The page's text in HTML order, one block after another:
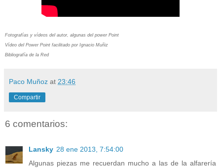
Fotografías y vídeos del autor, algunas del power Point
Vídeo del Power Point facilitado por Ignacio Muñiz
Bibliografía de la Red
Paco Muñoz at 23:46
Compartir
6 comentarios:
Lansky 28 ene 2013, 7:54:00
Algunas piezas me recuerdan mucho a las de la alfarería